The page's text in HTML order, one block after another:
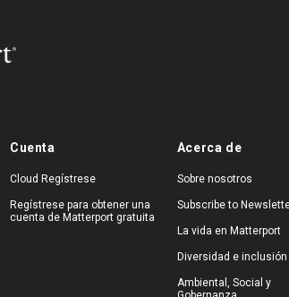
Cuenta
Cloud Regístrese
Regístrese para obtener una
cuenta de Matterport gratuita
Acerca de
Sobre nosotros
Subscribe to
La vida en Matterport
Diversidad e inclusión
Ambiental, Social y